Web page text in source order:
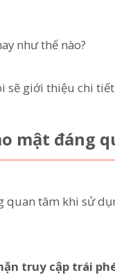
như thế nào?
sẽ giới thiệu chi
mật đáng
quan tâm khi sử
truy cập trái